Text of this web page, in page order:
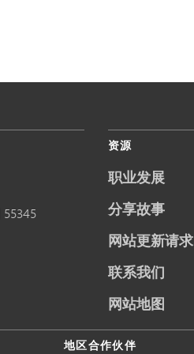
55345
资源
职业发展
分享故事
网站更新请求
联系我们
网站地图
地区合作伙伴